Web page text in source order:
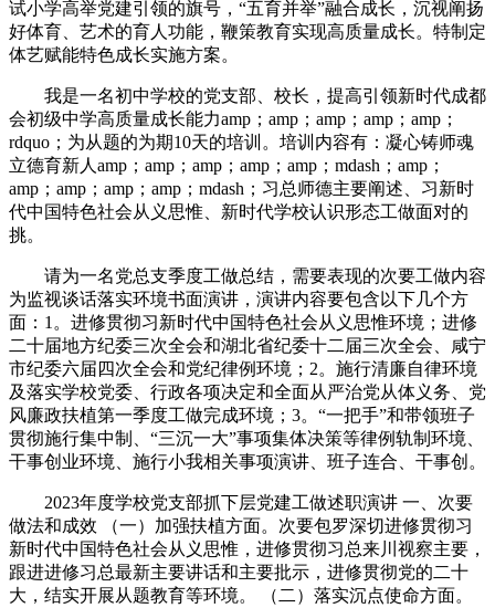
试小学高举党建引领的旗号，“五育并举”融合成长，沉视阐扬
好体育、艺术的育人功能，鞭策教育实现高质量成长。特制定
体艺赋能特色成长实施方案。
我是一名初中学校的党支部、校长，提高引领新时代成都
会初级中学高质量成长能力amp；amp；amp；amp；amp；
rdquo；为从题的为期10天的培训。培训内容有：凝心铸师魂
立德育新人amp；amp；amp；amp；amp；mdash；amp；
amp；amp；amp；amp；mdash；习总师德主要阐述、习新时
代中国特色社会从义思惟、新时代学校认识形态工做面对的
挑。
请为一名党总支季度工做总结，需要表现的次要工做内容
为监视谈话落实环境书面演讲，演讲内容要包含以下几个方
面：1。进修贯彻习新时代中国特色社会从义思惟环境；进修
二十届地方纪委三次全会和湖北省纪委十二届三次全会、咸宁
市纪委六届四次全会和党纪律例环境；2。施行清廉自律环境
及落实学校党委、行政各项决定和全面从严治党从体义务、党
风廉政扶植第一季度工做完成环境；3。“一把手”和带领班子
贯彻施行集中制、“三沉一大”事项集体决策等律例轨制环境、
干事创业环境、施行小我相关事项演讲、班子连合、干事创。
2023年度学校党支部抓下层党建工做述职演讲 一、次要
做法和成效 （一）加强扶植方面。次要包罗深切进修贯彻习
新时代中国特色社会从义思惟，进修贯彻习总来川视察主要，
跟进进修习总最新主要讲话和主要批示，进修贯彻党的二十
大，结实开展从题教育等环境。 （二）落实沉点使命方面。